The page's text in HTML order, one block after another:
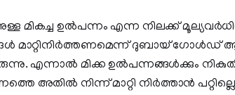
മികച്ച ഉല്‍പന്നം എന്ന നിലക്ക്
മാറ്റിനിര്‍ത്തണമെന്ന് ദുബായ് ഗോള്‍ഡ്
എന്നാല്‍ മിക്ക ഉല്‍പന്നങ്ങള്‍ക്കും നികുതി
അതില്‍ നിന്ന് മാറ്റി നിര്‍ത്താന്‍